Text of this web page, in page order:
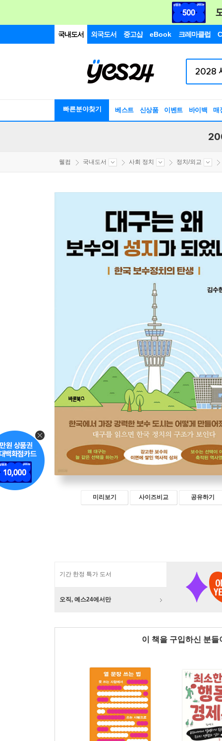
국내도서 외국도서 중고샵 eBook 크레마클럽
빠른분야찾기 베스트 신상품 이벤트 바이백 매
웰컴 국내도서 사회 정치 정치/외교
미리보기 사이즈비교 공유하기
기간 한정 특가 도서
오직, 예스24에서만
이 책을 구입하신 분